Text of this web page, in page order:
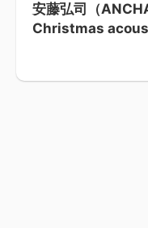
安藤弘司（
Christmas